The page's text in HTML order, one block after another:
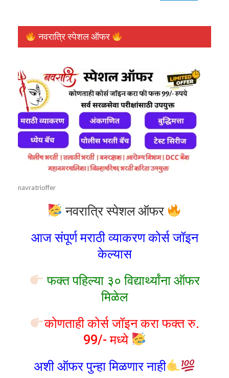
नवरात्रि स्पेशल ऑफर
navratrioffer
नवरात्रि स्पेशल ऑफर
आज संपूर्ण मराठी व्याकरण कोर्स जॉइन
केल्यास
फक्त पहिल्या ३० विद्यार्थ्यांना ऑफर
मिळेल
कोणताही कोर्स जॉइन करा फक्त रु.
99/- मध्ये
अशी ऑफर पुन्हा मिळणार नाही